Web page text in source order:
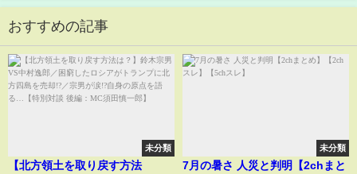
おすすめの記事
未分類
【北方領土を取り戻す方法
未分類
7月の暑さ 人災と判明【2chまと